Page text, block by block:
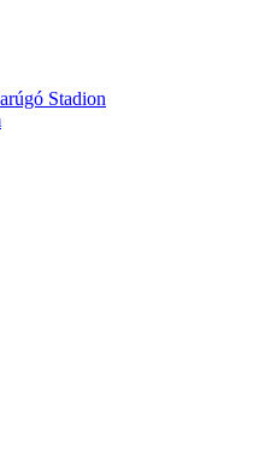
Stadion